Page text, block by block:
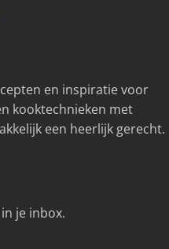
en inspiratie voor
kooktechnieken met
een heerlijk gerecht.
je inbox.